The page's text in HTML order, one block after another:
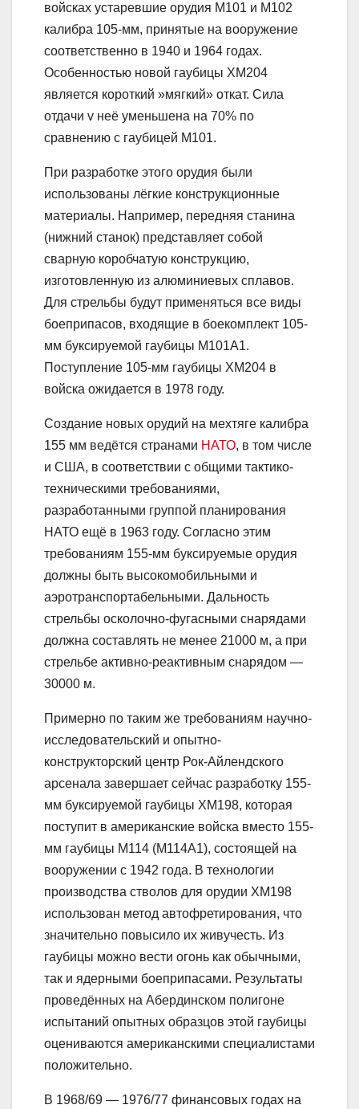
войсках устаревшие орудия М101 и М102
калибра 105-мм, принятые на вооружение
соответственно в 1940 и 1964 годах.
Особенностью новой гаубицы ХМ204
является короткий »мягкий» откат. Сила
отдачи v неё уменьшена на 70% по
сравнению с гаубицей М101.
При разработке этого орудия были
использованы лёгкие конструкционные
материалы. Например, передняя станина
(нижний станок) представляет собой
сварную коробчатую конструкцию,
изготовленную из алюминиевых сплавов.
Для стрельбы будут применяться все виды
боеприпасов, входящие в боекомплект 105-
мм буксируемой гаубицы М101А1.
Поступление 105-мм гаубицы ХМ204 в
войска ожидается в 1978 году.
Создание новых орудий на мехтяге калибра
155 мм ведётся странами НАТО, в том числе
и США, в соответствии с общими тактико-
техническими требованиями,
разработанными группой планирования
НАТО ещё в 1963 году. Согласно этим
требованиям 155-мм буксируемые орудия
должны быть высокомобильными и
аэротранспортабельными. Дальность
стрельбы осколочно-фугасными снарядами
должна составлять не менее 21000 м, а при
стрельбе активно-реактивным снарядом —
30000 м.
Примерно по таким же требованиям научно-
исследовательский и опытно-
конструкторский центр Рок-Айлендского
арсенала завершает сейчас разработку 155-
мм буксируемой гаубицы ХМ198, которая
поступит в американские войска вместо 155-
мм гаубицы M114 (М114А1), состоящей на
вооружении с 1942 года. В технологии
производства стволов для орудии XM198
использован метод автофретирования, что
значительно повысило их живучесть. Из
гаубицы можно вести огонь как обычными,
так и ядерными боеприпасами. Результаты
проведённых на Абердинском полигоне
испытаний опытных образцов этой гаубицы
оцениваются американскими специалистами
положительно.
В 1968/69 — 1976/77 финансовых годах на